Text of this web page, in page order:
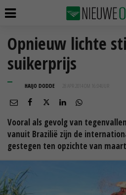
Opnieuw lichte
suikerprijs
HAIJO DODDE 28 APR 2014 OM 16:04
Vooral als gevolg van
vanuit Brazilië zijn de
gestegen ten opzichte van